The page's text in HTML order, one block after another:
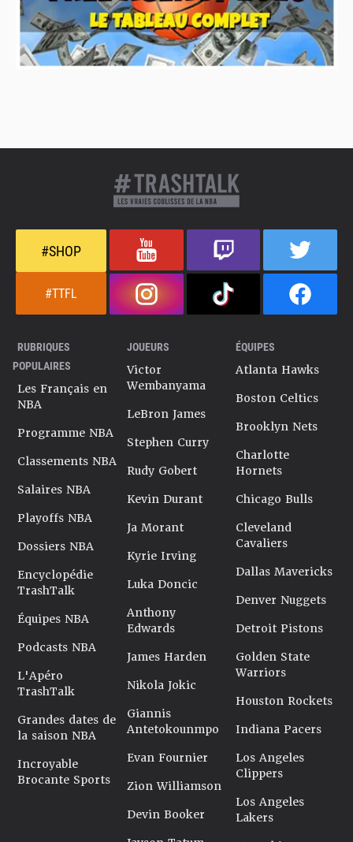
#SHOP
#TTFL
RUBRIQUES
POPULAIRES
Les Français en
NBA
Programme NBA
Classements NBA
Salaires NBA
Playoffs NBA
Dossiers NBA
Encyclopédie
TrashTalk
Équipes NBA
Podcasts NBA
L'Apéro
TrashTalk
Grandes dates de
la saison NBA
Incroyable
Brocante Sports
JOUEURS
Victor
Wembanyama
LeBron James
Stephen Curry
Rudy Gobert
Kevin Durant
Ja Morant
Kyrie Irving
Luka Doncic
Anthony
Edwards
James Harden
Nikola Jokic
Giannis
Antetokounmpo
Evan Fournier
Zion Williamson
Devin Booker
ÉQUIPES
Atlanta Hawks
Boston Celtics
Brooklyn Nets
Charlotte
Hornets
Chicago Bulls
Cleveland
Cavaliers
Dallas Mavericks
Denver Nuggets
Detroit Pistons
Golden State
Warriors
Houston Rockets
Indiana Pacers
Los Angeles
Clippers
Los Angeles
Lakers